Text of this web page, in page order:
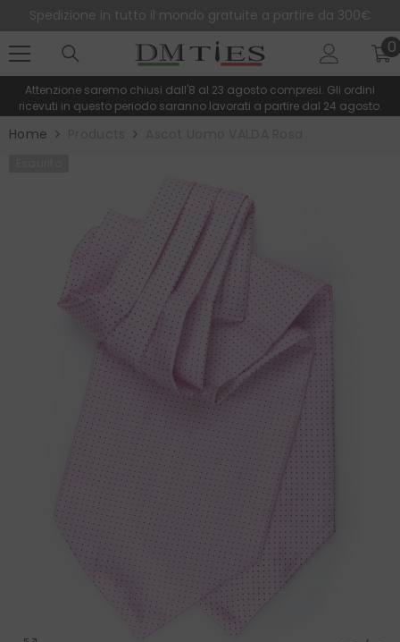
Spedizione in tutto il mondo gratuite a partire da 300€
00
Attenzione saremo chiusi dall'8 al 23 agosto compresi. Gli ordini
ricevuti in questo periodo saranno lavorati a partire dal 24 agosto.
Home